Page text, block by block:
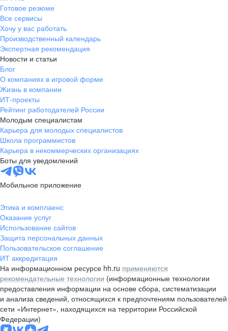
Готовое резюме
Все сервисы
Хочу у вас работать
Производственный календарь
Экспертная рекомендация
Новости и статьи
Блог
О компаниях в игровой форме
Жизнь в компании
ИТ-проекты
Рейтинг работодателей России
Молодым специалистам
Карьера для молодых специалистов
Школа программистов
Карьера в некоммерческих организациях
Боты для уведомлений
Мобильное приложение
Этика и комплаенс
Оказание услуг
Использование сайтов
Защита персональных данных
Пользовательское соглашение
ИТ аккредитация
На информационном ресурсе hh.ru применяются
рекомендательные технологии (информационные технологии
предоставления информации на основе сбора, систематизации
и анализа сведений, относящихся к предпочтениям пользователей
сети «Интернет», находящихся на территории Российской
Федерации)